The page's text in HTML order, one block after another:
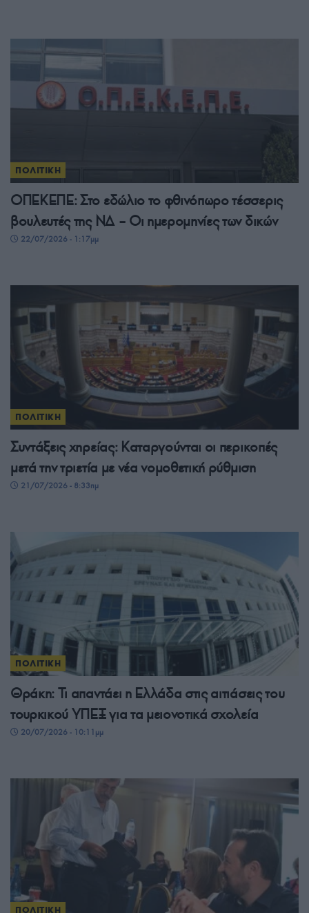
ΠΟΛΙΤΙΚΗ
ΟΠΕΚΕΠΕ: Στο εδώλιο το φθινόπωρο τέσσερις
βουλευτές της ΝΔ – Οι ημερομηνίες των δικών
22/07/2026 - 1:17μμ
ΠΟΛΙΤΙΚΗ
Συντάξεις χηρείας: Καταργούνται οι περικοπές
μετά την τριετία με νέα νομοθετική ρύθμιση
21/07/2026 - 8:33πμ
ΠΟΛΙΤΙΚΗ
Θράκη: Τι απαντάει η Ελλάδα στις αιτιάσεις του
τουρκικού ΥΠΕΞ για τα μειονοτικά σχολεία
20/07/2026 - 10:11μμ
ΠΟΛΙΤΙΚΗ